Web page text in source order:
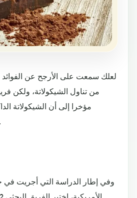
لعلك سمعت على الأرجح عن الفوائد
من تناول الشيكولاتة، ولكن
مؤخرا إلى أن الشيكولاتة
المخاطر على الصحة.
وفي إطار الدراسة التي أجريت